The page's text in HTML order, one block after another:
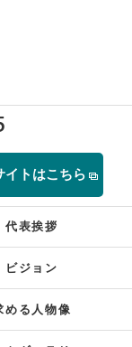
トはこちら
代表挨拶
ビジョン
める人物像